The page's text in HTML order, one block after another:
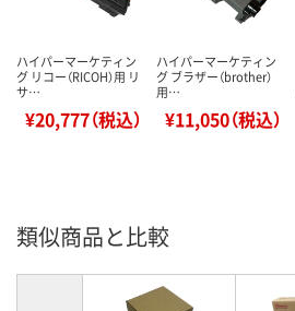
ハイパーマーケティン
グ リコー（RICOH）用 リ
サ…
¥20,777（税込）
ハイパーマーケティン
グ ブラザー（brother）
用…
¥11,050（税込）
類似商品と比較